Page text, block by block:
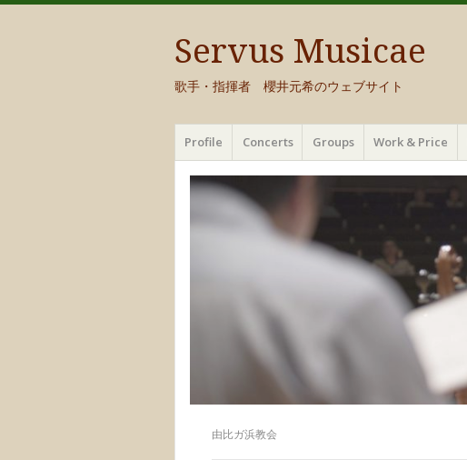
Servus Musicae
歌手・指揮者 櫻井元希のウェブサイト
メ
ニ
コ
ンProfile Concerts Groups Work & Price
由比ガ浜教会